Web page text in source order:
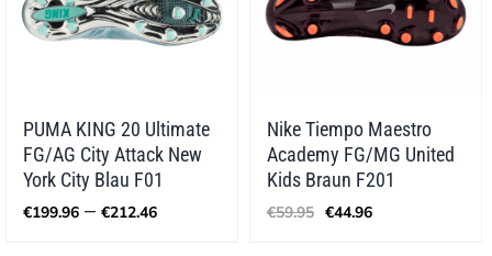
PUMA KING 20 Ultimate
FG/AG City Attack New
York City Blau F01
€199.96 – €212.46Preisspanne:
Nike Tiempo Maestro
Academy FG/MG United
Kids Braun F201
€59.95 Ursprünglicher
Preis
€44.96Aktueller